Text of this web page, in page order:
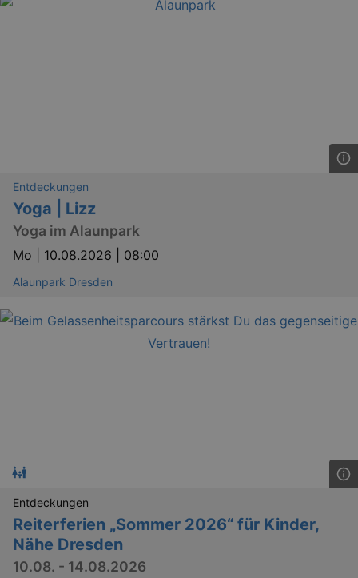
Entdeckungen
Yoga | Lizz
Yoga im Alaunpark
Mo | 10.08.2026 | 08:00
Alaunpark Dresden
Entdeckungen
Reiterferien „Sommer 2026“ für Kinder,
Nähe Dresden
10.08. - 14.08.2026